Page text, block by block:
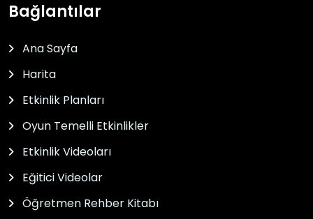
Bağlantılar
Ana Sayfa
Harita
Etkinlik Planları
Oyun Temelli Etkinlikler
Etkinlik Videoları
Eğitici Videolar
Öğretmen Rehber Kitabı